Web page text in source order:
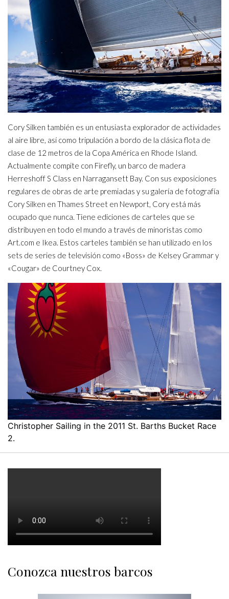
Cory Silken también es un entusiasta explorador de actividades
al aire libre, así como tripulación a bordo de la clásica flota de
clase de 12 metros de la Copa América en Rhode Island.
Actualmente compite con Firefly, un barco de madera
Herreshoff S Class en Narragansett Bay. Con sus exposiciones
regulares de obras de arte premiadas y su galería de fotografía
Cory Silken en Thames Street en Newport, Cory está más
ocupado que nunca. Tiene ediciones de carteles que se
distribuyen en todo el mundo a través de minoristas como
Art.com e Ikea. Estos carteles también se han utilizado en los
sets de series de televisión como «Boss» de Kelsey Grammar y
«Cougar» de Courtney Cox.
Christopher Sailing in the 2011 St. Barths Bucket Race
2.
Conozca nuestros barcos